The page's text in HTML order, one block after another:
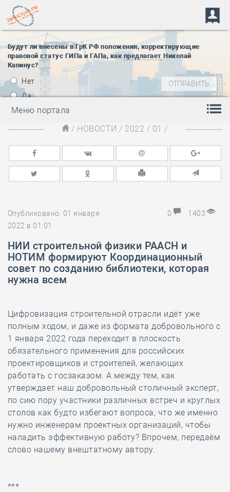
Будут ли внесены в ГрК РФ положения, корректирующие
правовой статус ГИПа и ГАПа, как предлагает Николай
Капинус?
Нет
Да
Меню портала
/ НОВОСТИ / 2022 / 01 /
Опубликовано: 01 января
2022 в 01:01
0 1403
НИИ строительной физики РААСН и
НОТИМ формируют Координационный
совет по созданию библиотеки, которая
нужна всем
Цифровизация строительной отрасли идёт уже
полным ходом, и даже из формата добровольного с
1 января 2022 года переходит в плоскость
обязательного применения для российских
проектировщиков и строителей, желающих
работать с госзаказом. А между тем, как
утверждает наш добровольный столичный эксперт,
по сию пору участники различных встреч и круглых
столов как будто избегают вопроса, что же именно
нужно инженерам проектных организаций, чтобы
наладить эффективную работу? Впрочем, передаём
слово нашему внештатному автору.
***